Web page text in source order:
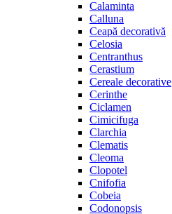
Calaminta
Calluna
Ceapă decorativă
Celosia
Centranthus
Cerastium
Cereale decorative
Cerinthe
Ciclamen
Cimicifuga
Clarchia
Clematis
Cleoma
Clopotel
Cnifofia
Cobeia
Codonopsis